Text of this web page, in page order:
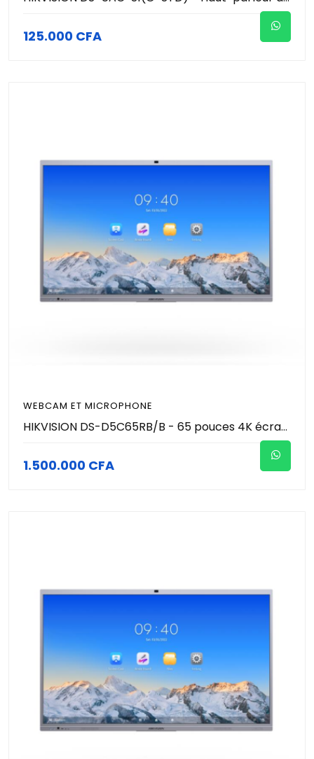
125.000 CFA
WEBCAM ET MICROPHONE
HIKVISION DS-D5C65RB/B - 65 pouces 4K écran tactile intéractif de conference avec microphone et caméra 8MP (4K) intégré
1.500.000 CFA